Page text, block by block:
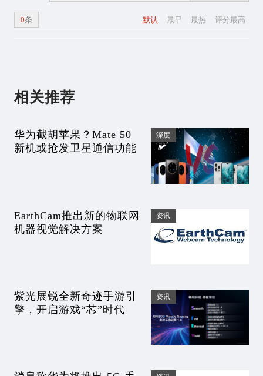
默认 最早 最热 评分最高
0条
相关推荐
华为截胡苹果？Mate 50
新机或抢发卫星通信功能
深度
EarthCam推出新的物联网
机器视觉解决方案
资讯
紫光展锐全新奇迹手游引
擎，开启游戏“芯”时代
资讯